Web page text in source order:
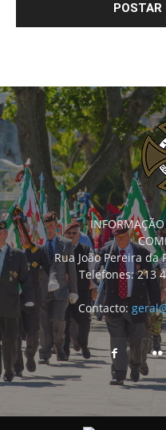
Rua João Pereira da
Telefones: 213
Contacto: